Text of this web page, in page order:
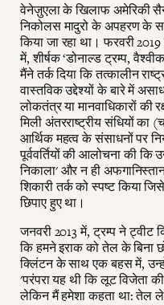
वेनेज़ुएला के खिलाफ अमेरिकी
निकोलस मादुरो के अपहरण के
किया जा रहा था। फरवरी
में, शीर्षक ‘डोनाल्ड ट्रम्प,
मैंने तर्क दिया कि तत्कालीन
वास्तविक उद्देश्यों के बारे में
लोकतंत्र या मानवाधिकारों की
मिली अंतरराष्ट्रीय संधियों
आर्थिक महत्व के संसाधनों पर
पूर्ववर्तियों की आलोचना की
निकाला' और न ही
शिकारी तर्क को स्पष्ट किया
छिपाए हुए था।
जनवरी 2013 में, ट्रम्प ने ट्वीट
कि हमने इराक को तेल के बिना
क्लिंटन के साथ एक बहस में,
'परंपरा यह थी कि लूट विजेता
लेकिन मैं हमेशा कहता था: तेल